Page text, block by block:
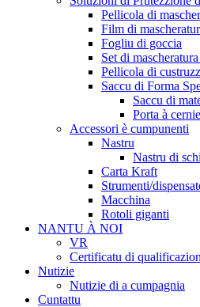
Pellicola di
Film di
Fogliu di goccia
Set di
Pellicola di
Saccu di Forma
Saccu di
Porta à
Accessori è cumpunenti
Nastru
Nastru di
Carta Kraft
Strumenti/
Macchina
Rotoli giganti
NANTU À NOI
VR
Certificatu di
Nutizie
Nutizie di a cumpagnia
Cuntattu